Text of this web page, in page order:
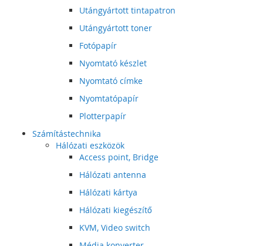
Utángyártott tintapatron
Utángyártott toner
Fotópapír
Nyomtató készlet
Nyomtató címke
Nyomtatópapír
Plotterpapír
Számítástechnika
Hálózati eszközök
Access point, Bridge
Hálózati antenna
Hálózati kártya
Hálózati kiegészítő
KVM, Video switch